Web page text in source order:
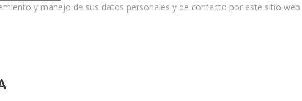
y manejo de sus datos personales y de contacto por este sitio web.